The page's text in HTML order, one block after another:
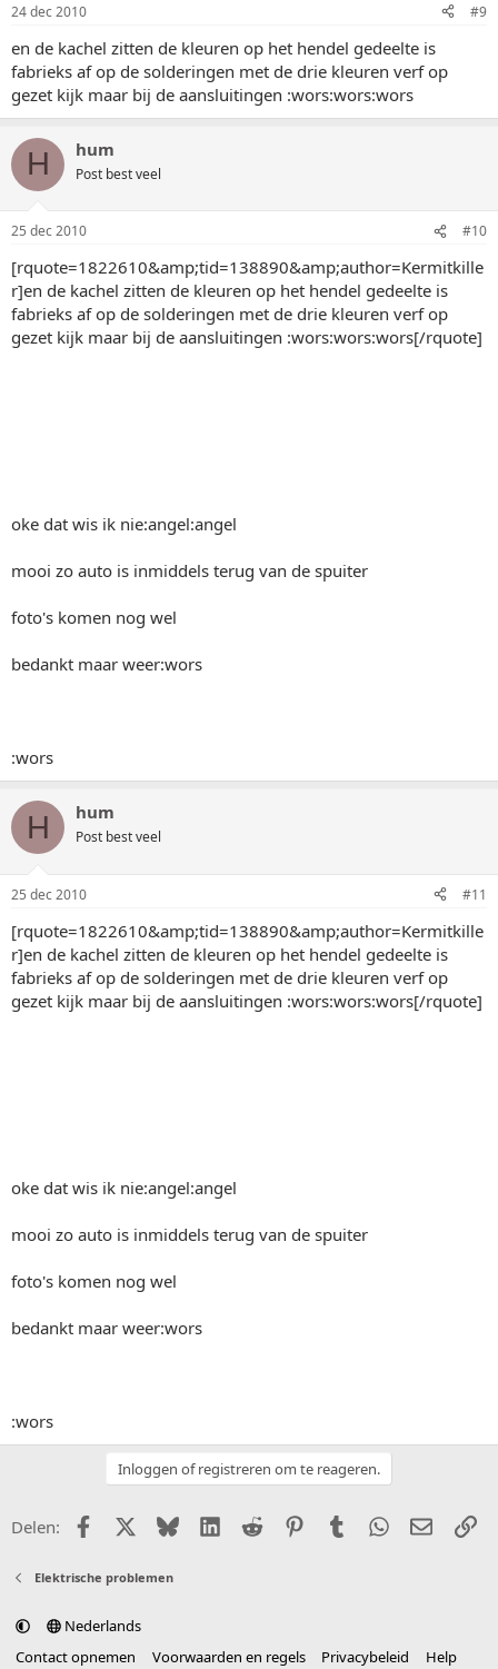
24 dec 2010 #9
en de kachel zitten de kleuren op het hendel gedeelte is
fabrieks af op de solderingen met de drie kleuren verf op
gezet kijk maar bij de aansluitingen :wors:wors:wors
H hum
Post best veel
25 dec 2010 #10
[rquote=1822610&amp;tid=138890&amp;author=Kermitkille
r]en de kachel zitten de kleuren op het hendel gedeelte is
fabrieks af op de solderingen met de drie kleuren verf op
gezet kijk maar bij de aansluitingen :wors:wors:wors[/rquote]
oke dat wis ik nie:angel:angel
mooi zo auto is inmiddels terug van de spuiter
foto's komen nog wel
bedankt maar weer:wors
:wors
H hum
Post best veel
25 dec 2010 #11
[rquote=1822610&amp;tid=138890&amp;author=Kermitkille
r]en de kachel zitten de kleuren op het hendel gedeelte is
fabrieks af op de solderingen met de drie kleuren verf op
gezet kijk maar bij de aansluitingen :wors:wors:wors[/rquote]
oke dat wis ik nie:angel:angel
mooi zo auto is inmiddels terug van de spuiter
foto's komen nog wel
bedankt maar weer:wors
:wors
Inloggen of registreren om te reageren.
Delen: FacebookX (Twitter)
BlueskyLinkedIn
Reddit PinterestTumblr WhatsApp
E-mail
Elektrische problemen
Nederlands
Contact opnemen
Voorwaarden en regels Privacybeleid
Help